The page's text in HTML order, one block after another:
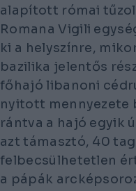
alapított római
Romana Vigili
ki a helyszínre,
bazilika jelentős
főhajó libanoni
nyitott mennyezete
rántva a hajó egyik
azt támasztó, 40
felbecsülhetetlen
a pápák